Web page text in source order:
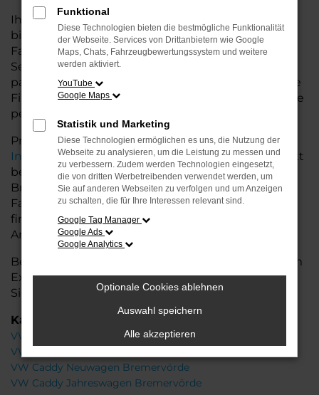
Ihr VW Autohaus in der Nähe von Bremervörde
bietet Ihnen neben einer breiten Auswahl an VW
Fahrzeugen auch umfassende Beratung und
Service. Wir unterstützen Sie bei der Auswahl des
passenden Modells und bieten maßgeschneiderte
Finanzierungslösungen sowie Leasingoptionen, die
perfekt zu Ihrem Budget und Bedarf passen.
Profitieren Sie von zusätzlichen Services wie
Inzahlungnahme,Wartung und Reparaturendirekt
bei Ihrem VW Autohaus in der Nähe von
Bremervörde. Mit unserer großen Auswahl an
Fahrzeugen und der professionellen Beratung
finden Sie bei uns das Fahrzeug, das Ihre
Ansprüche erfüllt.
Besuchen Sie uns und lassen Sie sich von unserem
Expertenteam beraten – der VW Caddy wartet auf
Sie!
Kategorie
VW Caddy Bremervörde
VW Caddy Gebrauchtwagen Bremervörde
VW Caddy Neuwagen Bremervörde
VW Caddy Jahreswagen Bremervörde
Funktional
Diese Technologien bieten die bestmögliche Funktionalität
der Webseite. Services von Drittanbietern wie Google
Maps, Chats, Fahrzeugbewertungssystem und weitere
werden aktiviert.
YouTube
Google Maps
Statistik und Marketing
Diese Technologien ermöglichen es uns, die Nutzung der
Webseite zu analysieren, um die Leistung zu messen und
zu verbessern. Zudem werden Technologien eingesetzt,
die von dritten Werbetreibenden verwendet werden, um
Sie auf anderen Webseiten zu verfolgen und um Anzeigen
zu schalten, die für Ihre Interessen relevant sind.
Google Tag Manager
Google Ads
Google Analytics
Optionale Cookies ablehnen
Auswahl speichern
Alle akzeptieren